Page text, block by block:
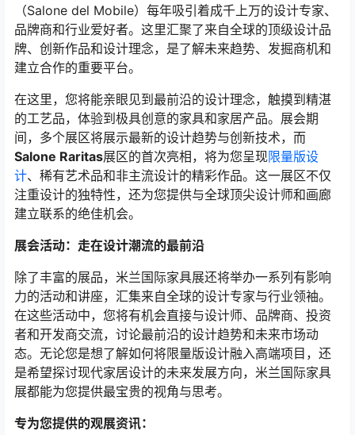
（Salone del Mobile）每年吸引着成千上万的设计专家、
品牌商和行业爱好者。这里汇聚了来自全球的顶级设计品
牌、创新作品和设计理念，是了解未来趋势、发掘商机和
建立合作的重要平台。
在这里，您将能亲眼见到最前沿的设计理念，触摸到精湛
的工艺品，体验到极具创意的家具和家居产品。展会期
间，多个展区将展示最新的设计趋势与创新技术，而
Salone Raritas展区的首次亮相，将为您呈现限量版设
计、稀有艺术品和非主流设计的精彩作品。这一展区不仅
注重设计的独特性，还为您提供与全球顶尖设计师和画廊
建立联系的绝佳机会。
展会活动：走在设计潮流的最前沿
除了丰富的展品，米兰国际家具展还将举办一系列有影响
力的活动和讲座，汇集来自全球的设计专家与行业领袖。
在这些活动中，您将有机会直接与设计师、品牌商、投资
者和开发商交流，讨论最前沿的设计趋势和未来市场动
态。无论您是想了解如何将限量版设计融入高端项目，还
是希望探讨现代家居设计的未来发展方向，米兰国际家具
展都能为您提供最宝贵的视角与思考。
专为您提供的观展资讯：